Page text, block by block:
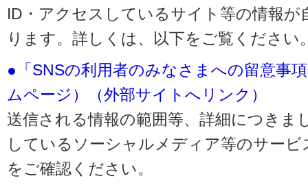
ID・アクセスしているサイト等の情報
ります。詳しくは、以下をご覧ください
●「SNSの利用者のみなさまへの留意事
ムページ）（外部サイトへリンク）
送信される情報の範囲等、詳細につきま
しているソーシャルメディア等のサー
をご確認ください。